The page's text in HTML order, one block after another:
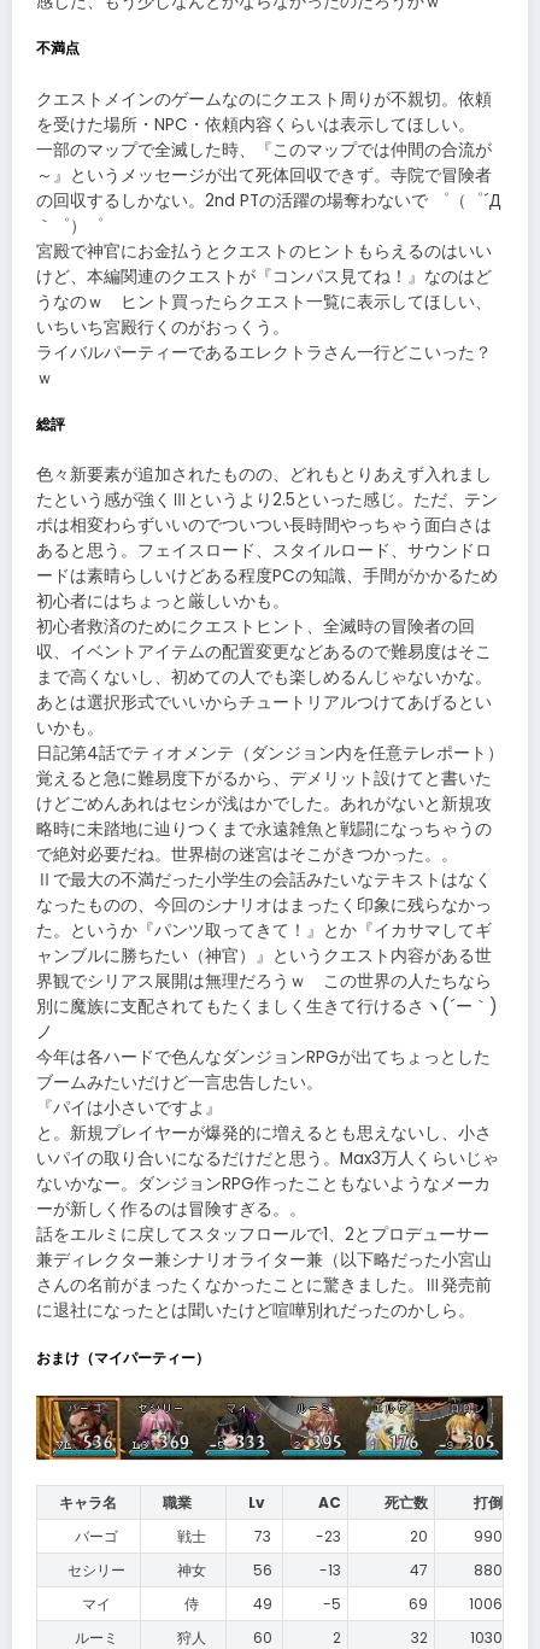
不満点
クエストメインのゲームなのにクエスト周りが不親切。依頼
を受けた場所・NPC・依頼内容くらいは表示してほしい。
一部のマップで全滅した時、『このマップでは仲間の合流が
～』というメッセージが出て死体回収できず。寺院で冒険者
の回収するしかない。2nd PTの活躍の場奪わないで ゜（゜´Д
｀゜）゜
宮殿で神官にお金払うとクエストのヒントもらえるのはいい
けど、本編関連のクエストが『コンパス見てね！』なのはど
うなのｗ ヒント買ったらクエスト一覧に表示してほしい、
いちいち宮殿行くのがおっくう。
ライバルパーティーであるエレクトラさん一行どこいった？
ｗ
総評
色々新要素が追加されたものの、どれもとりあえず入れまし
たという感が強くⅢというより2.5といった感じ。ただ、テン
ポは相変わらずいいのでついつい長時間やっちゃう面白さは
あると思う。フェイスロード、スタイルロード、サウンドロ
ードは素晴らしいけどある程度PCの知識、手間がかかるため
初心者にはちょっと厳しいかも。
初心者救済のためにクエストヒント、全滅時の冒険者の回
収、イベントアイテムの配置変更などあるので難易度はそこ
まで高くないし、初めての人でも楽しめるんじゃないかな。
あとは選択形式でいいからチュートリアルつけてあげるとい
いかも。
日記第4話でティオメンテ（ダンジョン内を任意テレポート）
覚えると急に難易度下がるから、デメリット設けてと書いた
けどごめんあれはセシが浅はかでした。あれがないと新規攻
略時に未踏地に辿りつくまで永遠雑魚と戦闘になっちゃうの
で絶対必要だね。世界樹の迷宮はそこがきつかった。。
Ⅱで最大の不満だった小学生の会話みたいなテキストはなく
なったものの、今回のシナリオはまったく印象に残らなかっ
た。というか『パンツ取ってきて！』とか『イカサマしてギ
ャンブルに勝ちたい（神官）』というクエスト内容がある世
界観でシリアス展開は無理だろうｗ この世界の人たちなら
別に魔族に支配されてもたくましく生きて行けるさヽ(´ー｀)
ノ
今年は各ハードで色んなダンジョンRPGが出てちょっとした
ブームみたいだけど一言忠告したい。
『パイは小さいですよ』
と。新規プレイヤーが爆発的に増えるとも思えないし、小さ
いパイの取り合いになるだけだと思う。Max3万人くらいじゃ
ないかなー。ダンジョンRPG作ったこともないようなメーカ
ーが新しく作るのは冒険すぎる。。
話をエルミに戻してスタッフロールで1、2とプロデューサー
兼ディレクター兼シナリオライター兼（以下略だった小宮山
さんの名前がまったくなかったことに驚きました。Ⅲ発売前
に退社になったとは聞いたけど喧嘩別れだったのかしら。
おまけ（マイパーティー）
キャラ名 職業 Lv AC 死亡数
打倒
バーゴ
戦士 73 -23 20
990
セシリー
神女 56 -13 47
880
マイ
侍 49 -5 69
1006
ルーミ
狩人 60 2 32
1030